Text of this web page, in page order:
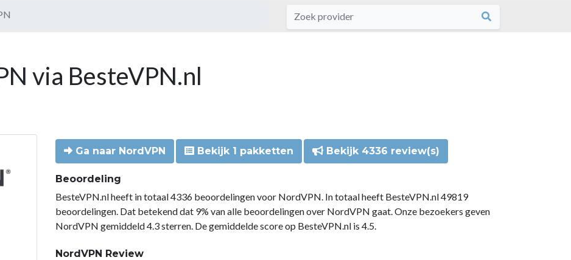
via BesteVPN.nl
Ga naar NordVPN Bekijk 1 pakketten Bekijk 4336 review(s)
Beoordeling
BesteVPN.nl heeft in totaal 4336 beoordelingen voor NordVPN. In totaal heeft BesteVPN.nl 49819
beoordelingen. Dat betekend dat 9% van alle beoordelingen over NordVPN gaat. Onze bezoekers geven
NordVPN gemiddeld 4.3 sterren. De gemiddelde score op BesteVPN.nl is 4.5.
NordVPN Review